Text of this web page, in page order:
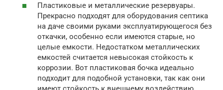
Пластиковые и металлические резервуары.
Прекрасно подходят для оборудования септика
на даче своими руками эксплуатирующегося без
откачки, особенно если имеются старые, но
целые емкости. Недостатком металлических
емкостей считается невысокая стойкость к
коррозии. Вот пластиковая бочка идеально
подходит для подобной установки, так как они